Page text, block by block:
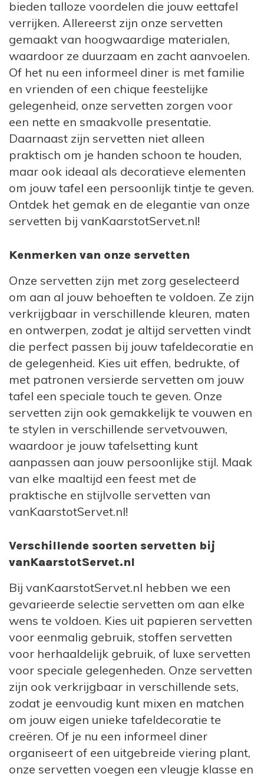
alleen dienen als handige hulpmiddelen
tijdens de maaltijd, maar ook als stijlvolle
decoratieve elementen. Transformeer jouw
tafelschikking met de praktische elegantie
van servetten en creëer een feestelijke sfeer
die jouw gasten verwelkomt en jouw
tafelsetting perfectioneert.
bieden talloze voordelen die jouw eettafel
verrijken. Allereerst zijn onze servetten
gemaakt van hoogwaardige materialen,
waardoor ze duurzaam en zacht aanvoelen.
Of het nu een informeel diner is met familie
en vrienden of een chique feestelijke
gelegenheid, onze servetten zorgen voor
een nette en smaakvolle presentatie.
Daarnaast zijn servetten niet alleen
praktisch om je handen schoon te houden,
maar ook ideaal als decoratieve elementen
om jouw tafel een persoonlijk tintje te geven.
Ontdek het gemak en de elegantie van onze
servetten bij vanKaarstotServet.nl!
Kenmerken van onze servetten
Onze servetten zijn met zorg geselecteerd
om aan al jouw behoeften te voldoen. Ze zijn
verkrijgbaar in verschillende kleuren, maten
en ontwerpen, zodat je altijd servetten vindt
die perfect passen bij jouw tafeldecoratie en
de gelegenheid. Kies uit effen, bedrukte, of
met patronen versierde servetten om jouw
tafel een speciale touch te geven. Onze
servetten zijn ook gemakkelijk te vouwen en
te stylen in verschillende servetvouwen,
waardoor je jouw tafelsetting kunt
aanpassen aan jouw persoonlijke stijl. Maak
van elke maaltijd een feest met de
praktische en stijlvolle servetten van
vanKaarstotServet.nl!
Verschillende soorten servetten bij
vanKaarstotServet.nl
Bij vanKaarstotServet.nl hebben we een
gevarieerde selectie servetten om aan elke
wens te voldoen. Kies uit papieren servetten
voor eenmalig gebruik, stoffen servetten
voor herhaaldelijk gebruik, of luxe servetten
voor speciale gelegenheden. Onze servetten
zijn ook verkrijgbaar in verschillende sets,
zodat je eenvoudig kunt mixen en matchen
om jouw eigen unieke tafeldecoratie te
creëren. Of je nu een informeel diner
organiseert of een uitgebreide viering plant,
onze servetten voegen een vleugje klasse en